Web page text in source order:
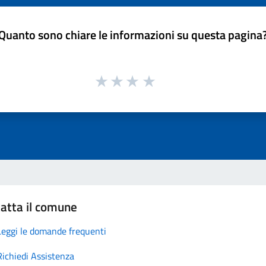
sono chiare le informazioni su questa
il comune
le domande frequenti
Assistenza